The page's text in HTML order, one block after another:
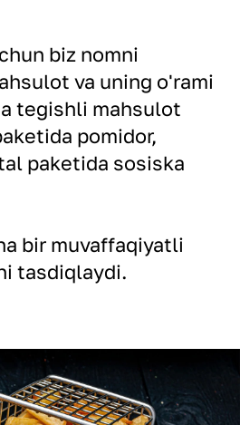
biz nomni
va uning o'rami
tegishli mahsulot
pomidor,
paketida sosiska
bir muvaffaqiyatli
tasdiqlaydi.